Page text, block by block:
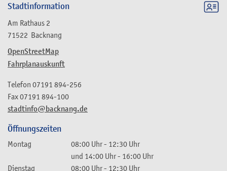
Stadtinformation
Am Rathaus 2
71522 Backnang
OpenStreetMap
Fahrplanauskunft
stadtinfo@backnang.de
Telefon 07191 894-256
Fax07191 894-100
Öffnungszeiten
Montag 08:00 Uhr- 12:30 Uhr
und 14:00 Uhr- 16:00 Uhr
Dienstag
08:00 Uhr- 12:30 Uhr